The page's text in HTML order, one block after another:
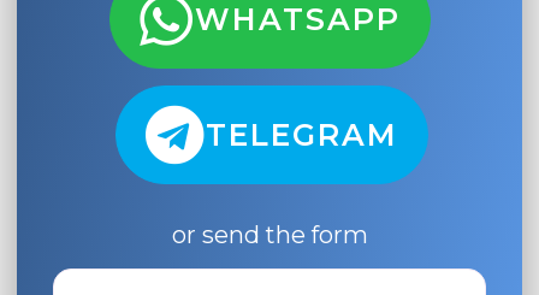
WHATSAPP
TELEGRAM
or send the form